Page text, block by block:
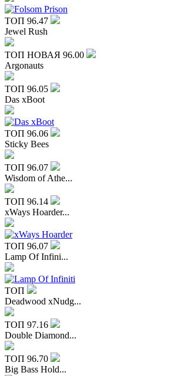
ТОП 96.47
Jewel Rush
ТОП НОВАЯ 96.00
Argonauts
ТОП 96.05
Das xBoot
ТОП 96.06
Sticky Bees
ТОП 96.07
Wisdom of Athe...
ТОП 96.14
xWays Hoarder...
ТОП 96.07
Lamp Of Infini...
ТОП
Deadwood xNudg...
ТОП 97.16
Double Diamond...
ТОП 96.70
Big Bass Hold...